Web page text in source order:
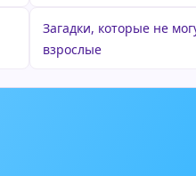
Загадки, которые не
взрослые